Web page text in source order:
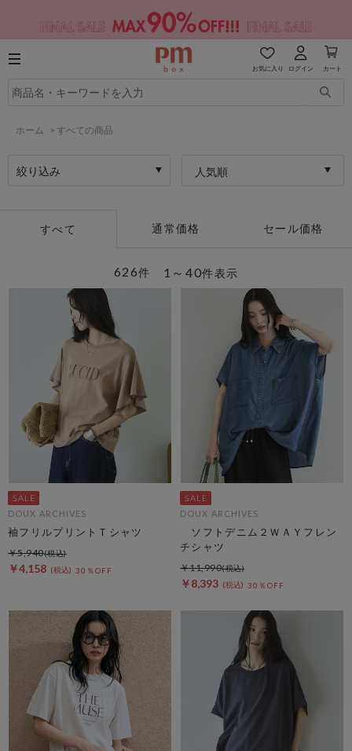
お気に入り ログイン カート
ホーム > すべての商品
絞り込み 人気順
すべて 通常価格 セール価格
1～40件表示
626件
DOUX ARCHIVES
袖フリルプリントＴシャツ
￥4,158 30％OFF
￥5,940
DOUX ARCHIVES
ソフトデニム２ＷＡＹフレン
チシャツ
￥8,393 30％OFF
￥11,990